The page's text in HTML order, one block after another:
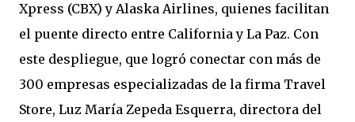
Xpress (CBX) y Alaska Airlines, quienes facilitan
el puente directo entre California y La Paz. Con
este despliegue, que logró conectar con más de
300 empresas especializadas de la firma Travel
Store, Luz María Zepeda Esquerra, directora del